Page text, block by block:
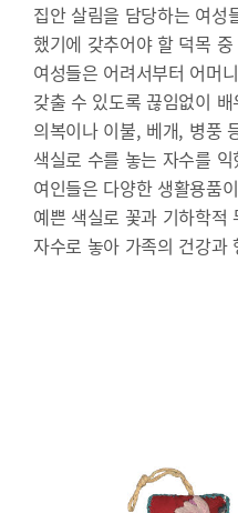
집안 살림을 담당하는 여성
했기에 갖추어야 할 덕목
여성들은 어려서부터 어머
갖출 수 있도록 끊임없이
의복이나 이불, 베개, 병풍
색실로 수를 놓는 자수를
여인들은 다양한 생활용품
예쁜 색실로 꽃과 기하학적
자수로 놓아 가족의 건강과